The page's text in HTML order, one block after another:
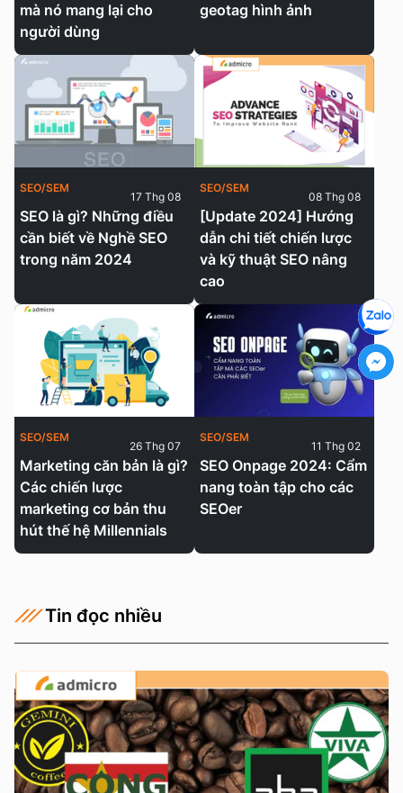
mà nó mang lại cho
người dùng
geotag hình ảnh
SEO là gì? Những điều
cần biết về Nghề SEO
trong năm 2024
SEO/SEM
17 Thg 08
[Update 2024] Hướng
dẫn chi tiết chiến lược
và kỹ thuật SEO nâng
cao
SEO/SEM
08 Thg 08
Marketing căn bản là gì?
Các chiến lược
marketing cơ bản thu
hút thế hệ Millennials
SEO/SEM
26 Thg 07
SEO Onpage 2024: Cẩm
nang toàn tập cho các
SEOer
SEO/SEM
11 Thg 02
Tin đọc nhiều